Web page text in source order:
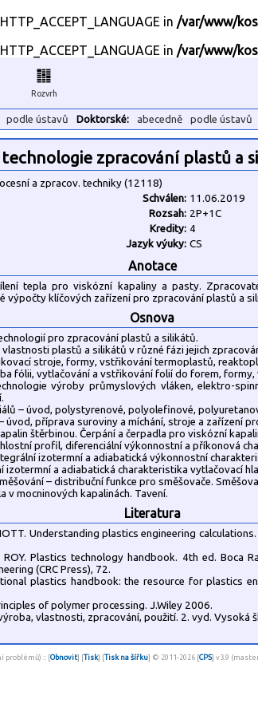
in /var/www/
in /var/www/
Rozvrh
podle ústavů Doktorské: abecedně podle ústavů
zpracování plastů a
a zpracov. techniky (12118)
Schválen: 11.06.2019
Rozsah: 2P+1C
Kredity: 4
Jazyk výuky: CS
Anotace
tepla pro viskózní kapaliny a pasty.
výpočty klíčových zařízení pro zpracování plastů a
Osnova
pro zpracování plastů a silikátů.
plastů a silikátů v různé fázi jejich
stroje, formy, vstřikování termoplastů,
fólii, vytlačování a vstřikování folií do forem,
výroby průmyslových vláken, elektro-
– úvod, polystyrenové, polyolefinové,
úvod, příprava suroviny a míchání, stroje a zařízení
štěrbinou. Čerpání a čerpadla pro viskózní
profil, diferenciální výkonnostní a příkonová
izotermní a adiabatická výkonnostní
izotermní a adiabatická charakteristika vytlačovací
– distribuční funkce pro směšovače.
v mocninových kapalinách. Tavení.
Literatura
Understanding plastics engineering
ROY. Plastics technology handbook. 4th ed. Boca
(CRC Press), 72.
plastics handbook: the resource for plastics
of polymer processing. J.Wiley 2006.
vlastnosti, zpracování, použití. 2. vyd. Vysoká
problémů) :: [Obnovit] [Tisk] [Tisk na šířku] © 2011-2026 [CPS] v3.9